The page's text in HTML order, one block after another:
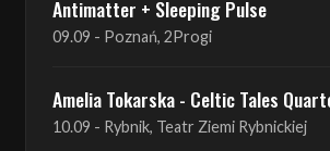
Amelia Tokarska - Celtic Tales Quartet
10.09 - Rybnik, Teatr Ziemi Rybnickiej
Antimatter + Sleeping Pulse
10.09 - Gdańsk, Drizzly Grizzly